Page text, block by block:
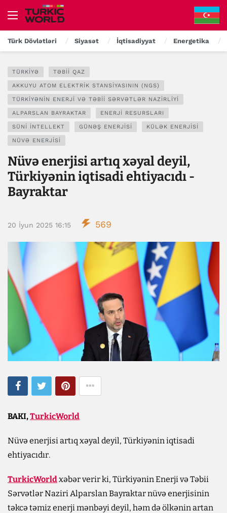
Türk Dövlətləri Siyasət İqtisadiyyat Energetika
TÜRKIYƏ TƏBII QAZ
AKKUYU ATOM ELEKTRIK STANSIYASININ (NGS)
TÜRKIYƏNIN ENERJI VƏ TƏBII SƏRVƏTLƏR NAZIRLIYI
ALPARSLAN BAYRAKTAR ENERJI RESURSLARI
SÜNI INTELLEKT GÜNƏŞ ENERJISI KÜLƏK ENERJISI
NÜVƏ ENERJISI
Nüvə enerjisi artıq xəyal deyil,
Türkiyənin iqtisadi ehtiyacıdı -
Bayraktar
20 İyun 2025 16:15 569
BAKI,TurkicWorld
Nüvə enerjisi artıq xəyal deyil, Türkiyənin iqtisadi
ehtiyacıdır.
TurkicWorldxəbər verir ki, Türkiyənin Enerji və Təbii
Sərvətlər Naziri Alparslan Bayraktar nüvə enerjisinin
təkcə təmiz enerji mənbəyi deyil, həm də ölkənin artan